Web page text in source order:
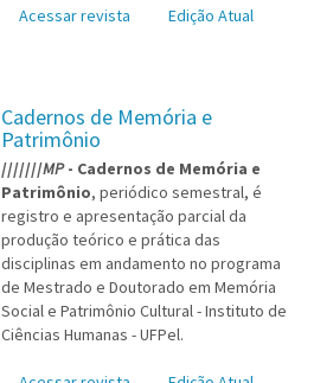
Acessar revista Edição Atual
Cadernos de Memória e
Patrimônio
///////MP- Cadernos de Memória e
Patrimônio, periódico semestral, é
registro e apresentação parcial da
produção teórico e prática das
disciplinas em andamento no programa
de Mestrado e Doutorado em Memória
Social e Patrimônio Cultural - Instituto de
Ciências Humanas - UFPel.